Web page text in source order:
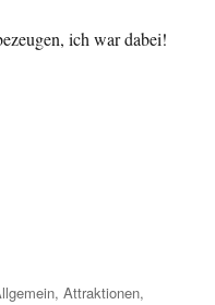
ich war dabei!
,Attraktionen,